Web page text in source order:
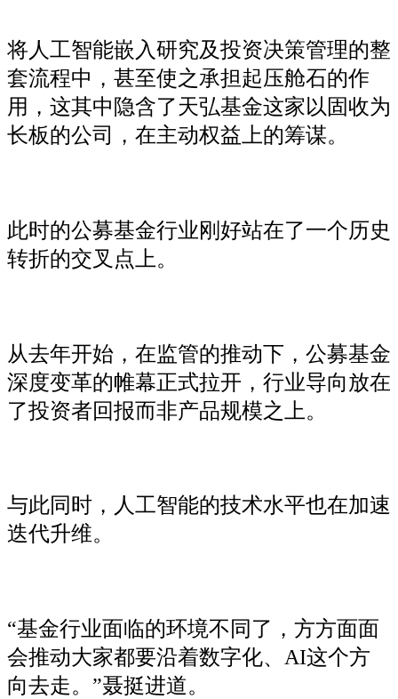
将人工智能嵌入研究及投资决策管理的整
套流程中，甚至使之承担起压舱石的作
用，这其中隐含了天弘基金这家以固收为
长板的公司，在主动权益上的筹谋。
此时的公募基金行业刚好站在了一个历史
转折的交叉点上。
从去年开始，在监管的推动下，公募基金
深度变革的帷幕正式拉开，行业导向放在
了投资者回报而非产品规模之上。
与此同时，人工智能的技术水平也在加速
迭代升维。
“基金行业面临的环境不同了，方方面面
会推动大家都要沿着数字化、AI这个方
向去走。”聂挺进道。